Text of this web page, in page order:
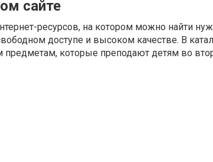
сайте
ресурсов, на котором можно найти
доступе и высоком качестве. В
предметам, которые преподают детям во